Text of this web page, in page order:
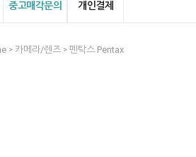
중고매각문의 개인결제
> 카메라/렌즈 > 펜탁스 Pentax